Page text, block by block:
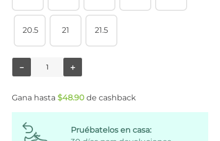
20.5 21 21.5
＋
－
Gana hasta $48.90 de cashback
Pruébatelos en casa: